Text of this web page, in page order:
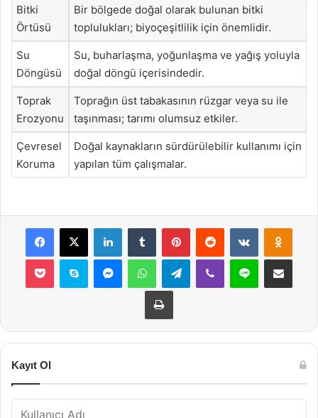
Bitki
Örtüsü
Bir bölgede doğal olarak bulunan bitki
toplulukları; biyoçeşitlilik için önemlidir.
Su
Döngüsü
Su, buharlaşma, yoğunlaşma ve yağış yoluyla
doğal döngü içerisindedir.
Toprak
Erozyonu
Toprağın üst tabakasının rüzgar veya su ile
taşınması; tarımı olumsuz etkiler.
Çevresel
Koruma
Doğal kaynakların sürdürülebilir kullanımı için
yapılan tüm çalışmalar.
Facebook
X LinkedInTumblr PinterestReddit VKontakte
Pocket Skype MessengerWhatsAppTelegramViber Line E-Posta ile
Yazdır
Kayıt Ol